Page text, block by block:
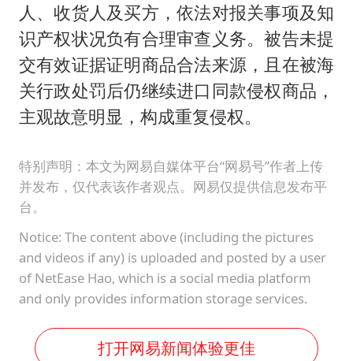
人、收货人及买方，依法对报关事项及知
识产权状况负有合理审查义务。被告未提
交有效证据证明商品合法来源，且在被海
关行政处罚后仍继续进口同款侵权商品，
主观故意明显，构成重复侵权。
特别声明：本文为网易自媒体平台“网易号”作者上传
并发布，仅代表该作者观点。网易仅提供信息发布平
台。
Notice: The content above (including the pictures
and videos if any) is uploaded and posted by a user
of NetEase Hao, which is a social media platform
and only provides information storage services.
打开网易新闻体验更佳